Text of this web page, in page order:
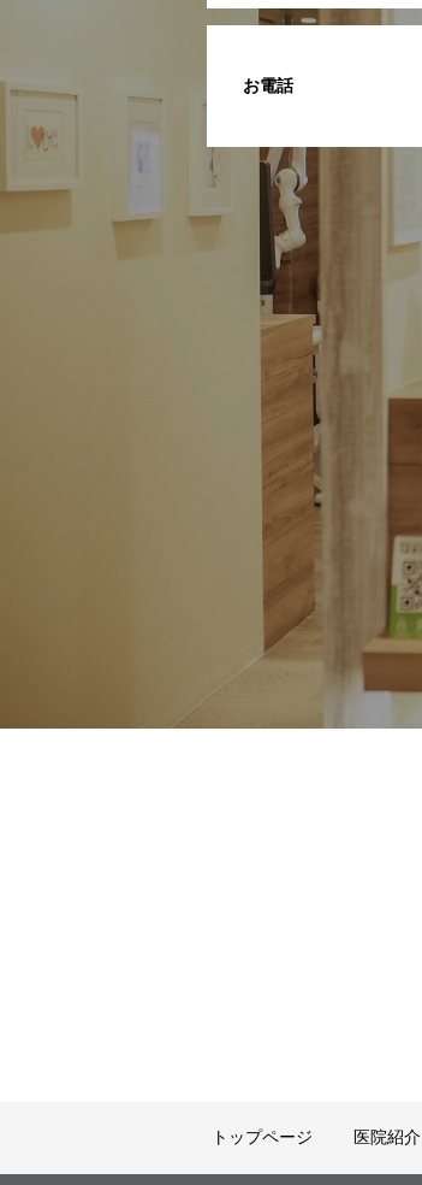
お電話
トップページ 医院紹介